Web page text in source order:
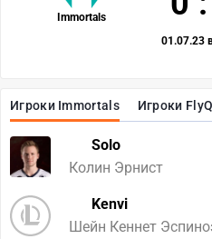
Игроки Immortals Игроки
Solo
Колин Эрнист
Kenvi
Шейн Кеннет
Immortals
01.07.23